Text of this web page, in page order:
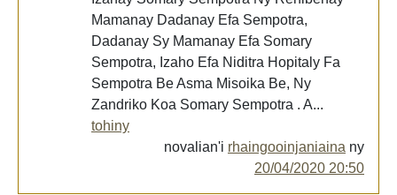
Mamanay Dadanay Efa Sempotra,
Dadanay Sy Mamanay Efa Somary
Sempotra, Izaho Efa Niditra Hopitaly Fa
Sempotra Be Asma Misoika Be, Ny
Zandriko Koa Somary Sempotra . A...
tohiny
novalian'i rhaingooinjaniaina ny
20/04/2020 20:50